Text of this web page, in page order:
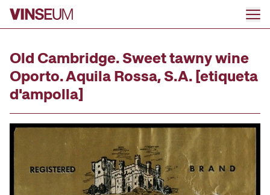
Ir al contenido
Old Cambridge. Sweet tawny wine
Oporto. Aquila Rossa, S.A. [etiqueta
d'ampolla]